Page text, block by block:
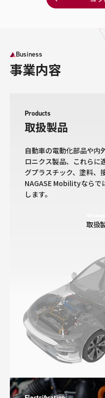
う企業、ブルースカイテクノロ
Business
事業内容
Products
取扱製品
自動車の電動化部品や内
ロニクス製品、これらに
グプラスチック、塗料、
NAGASE Mobilityならで
します。
取扱